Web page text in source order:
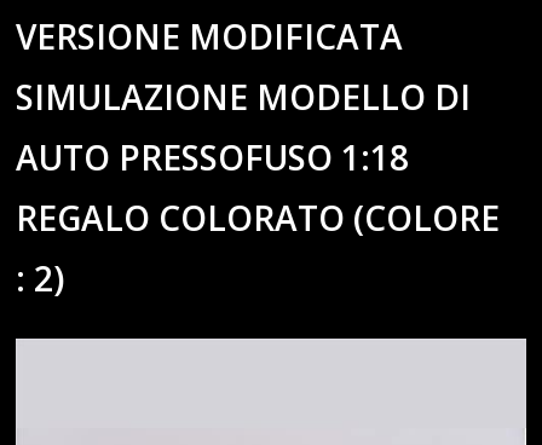
VERSIONE MODIFICATA
SIMULAZIONE MODELLO DI
AUTO PRESSOFUSO 1:18
REGALO COLORATO (COLORE
: 2)